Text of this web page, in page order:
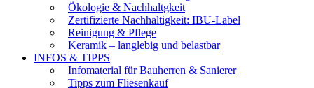
Ökologie & Nachhaltgkeit
Zertifizierte Nachhaltigkeit: IBU-Label
Reinigung & Pflege
Keramik – langlebig und belastbar
INFOS & TIPPS
Infomaterial für Bauherren & Sanierer
Tipps zum Fliesenkauf